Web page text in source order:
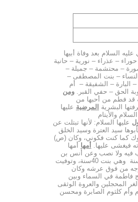
السلام بعد وفاة أبيها
– عذراء – نورية – حانية
– محتشمة – جميلة –
النساء – بنت المصطفى –
– الشفيقة – أم
الحق – حفي القبر. ومن
قد فطم من أحبها من
البشرية المرضية عليها
والأيتام
عليها السلام: لأنها تبتلت عن
سيد العترة وسيد الخلق
أبوك كما كنت فكوني، وكان (ص)
فيغشى عليها. أمها أمها
فيه ولا نصب وعن أنس بن
مالك عن النبي (ص) قال: حسبك من العالمين مريم بنت عمران و خديجة بنت خويلد وفاطمة بنت محمد وآسية بنت مزاحم وكانت أول من آمنت برسول الله (ص)، تزوجها وهو ابن 25 سنة وهي بنت 40سنة، وتوفيت
من فوق عرشه وكان
فاطمة في السماء وبين
عليه السلام وقائد الغر المحجلين والعروة الوثقى
وأم كلثوم الصابرة ومحسن